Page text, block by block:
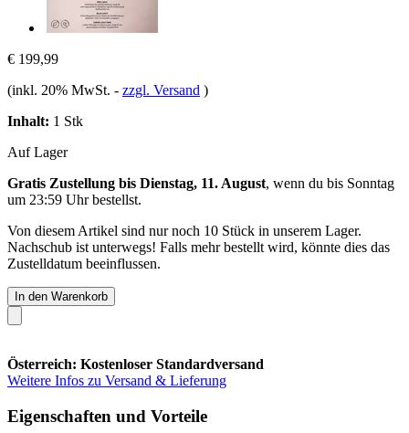
€ 199,99
(inkl. 20% MwSt. - zzgl. Versand )
Inhalt: 1 Stk
Auf Lager
Gratis Zustellung bis Dienstag, 11. August, wenn du bis Sonntag
um 23:59 Uhrbestellst.
Von diesem Artikel sind nur noch 10 Stück in unserem Lager.
Nachschub ist unterwegs! Falls mehr bestellt wird, könnte dies das
Zustelldatum beeinflussen.
In den Warenkorb
Österreich: Kostenloser Standardversand
Weitere Infos zu Versand & Lieferung
Eigenschaften und Vorteile